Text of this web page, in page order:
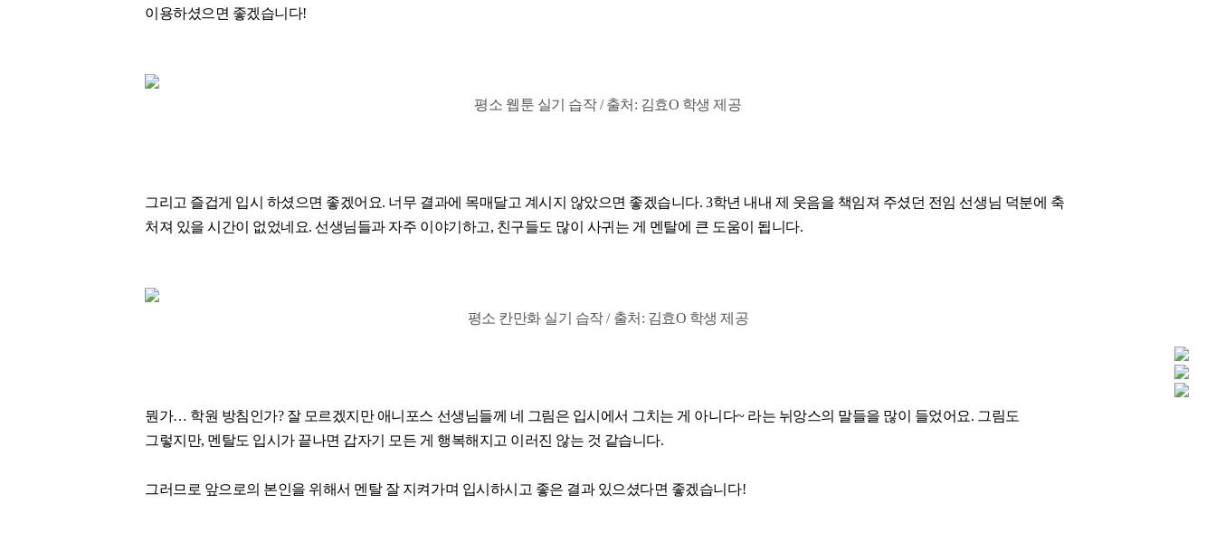
이용하셨으면 좋겠습니다!
평소 웹툰 실기 습작 / 출처: 김효O 학생 제공
그리고 즐겁게 입시 하셨으면 좋겠어요. 너무 결과에 목매달고 계시지 않았으면 좋겠습니다. 3학년 내내 제 웃음을 책임져 주셨던 전임 선생님 덕분에 축
처져 있을 시간이 없었네요. 선생님들과 자주 이야기하고, 친구들도 많이 사귀는 게 멘탈에 큰 도움이 됩니다.
평소 칸만화 실기 습작 / 출처: 김효O 학생 제공
뭔가… 학원 방침인가? 잘 모르겠지만 애니포스 선생님들께 네 그림은 입시에서 그치는 게 아니다~ 라는 뉘앙스의 말들을 많이 들었어요. 그림도
그렇지만, 멘탈도 입시가 끝나면 갑자기 모든 게 행복해지고 이러진 않는 것 같습니다.
그러므로 앞으로의 본인을 위해서 멘탈 잘 지켜가며 입시하시고 좋은 결과 있으셨다면 좋겠습니다!